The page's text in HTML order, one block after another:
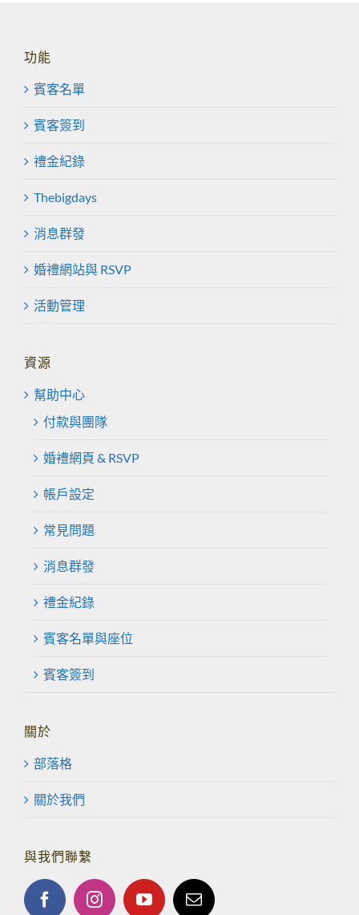
功能
賓客名單
賓客簽到
禮金紀錄
Thebigdays
消息群發
婚禮網站與 RSVP
活動管理
資源
幫助中心
付款與團隊
婚禮網頁 & RSVP
帳戶設定
常見問題
消息群發
禮金紀錄
賓客名單與座位
賓客簽到
關於
部落格
關於我們
與我們聯繫